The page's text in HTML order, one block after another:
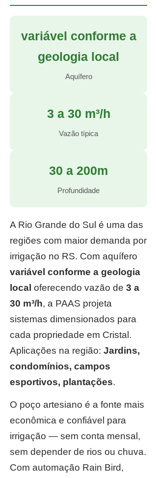
variável conforme a
geologia local
Aquífero
3 a 30 m³/h
Vazão típica
30 a 200m
Profundidade
A Rio Grande do Sul é uma das
regiões com maior demanda por
irrigação no RS. Com aquífero
variável conforme a geologia
local oferecendo vazão de 3 a
30 m³/h, a PAAS projeta
sistemas dimensionados para
cada propriedade em Cristal.
Aplicações na região: Jardins,
condomínios, campos
esportivos, plantações.
O poço artesiano é a fonte mais
econômica e confiável para
irrigação — sem conta mensal,
sem depender de rios ou chuva.
Com automação Rain Bird,